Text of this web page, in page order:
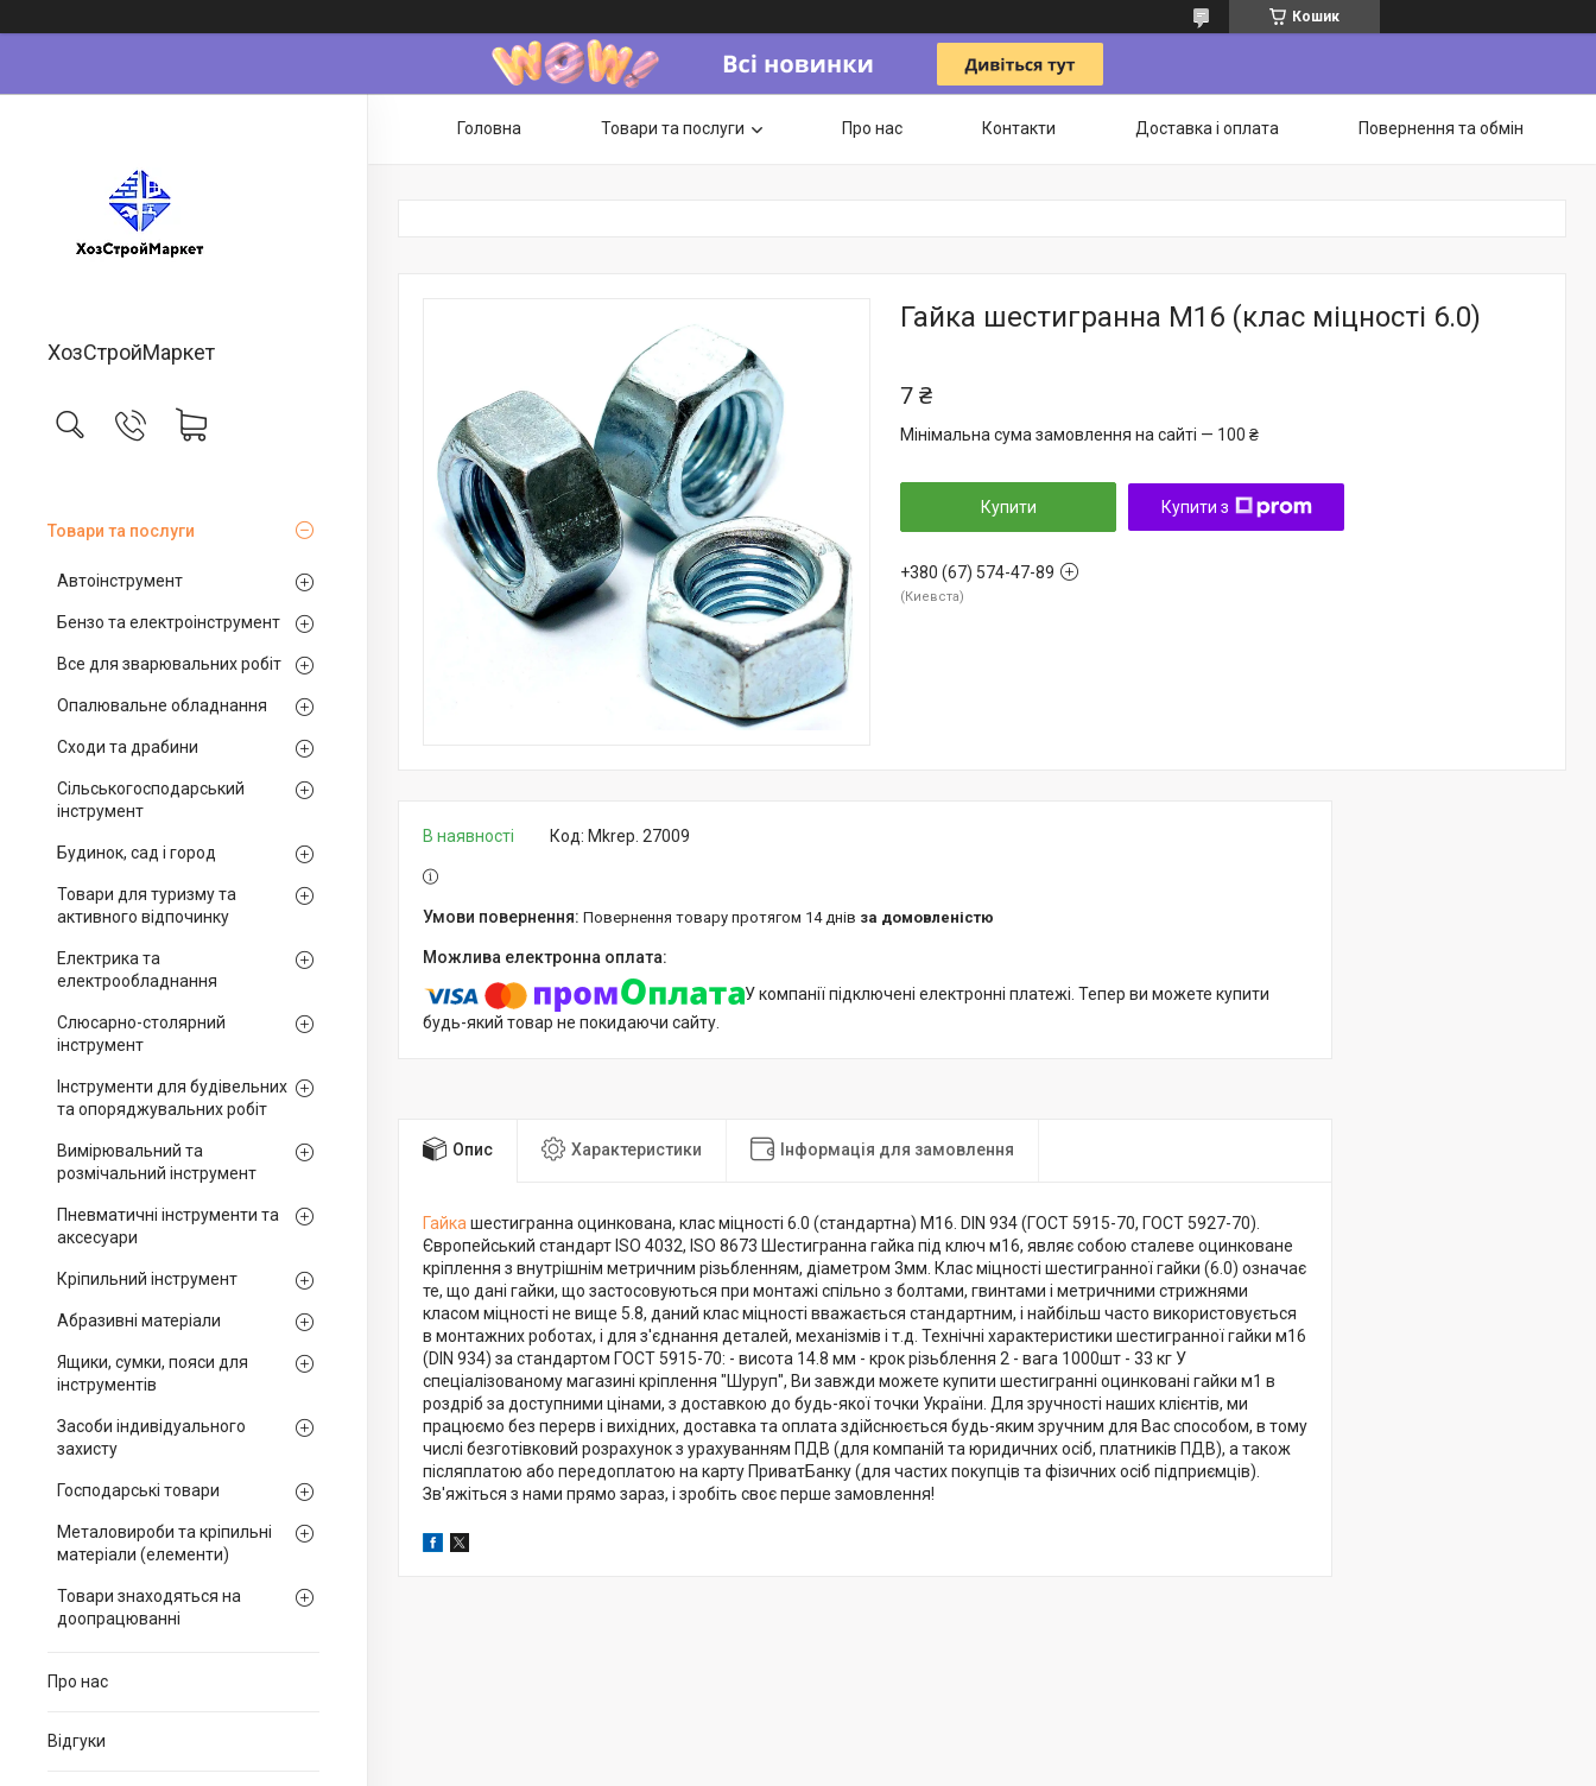
Кошик
ХозСтройМаркет
Товари та послуги
Автоінструмент
Бензо та електроінструмент
Все для зварювальних робіт
Опалювальне обладнання
Сходи та драбини
Сільськогосподарський
інструмент
Будинок, сад і город
Товари для туризму та
активного відпочинку
Електрика та
електрообладнання
Слюсарно-столярний
інструмент
Інструменти для будівельних
та опоряджувальних робіт
Вимірювальний та
розмічальний інструмент
Пневматичні інструменти та
аксесуари
Кріпильний інструмент
Абразивні матеріали
Ящики, сумки, пояси для
інструментів
Засоби індивідуального
захисту
Господарські товари
Металовироби та кріпильні
матеріали (елементи)
Товари знаходяться на
доопрацюванні
Про нас
Відгуки
Головна Товари та послуги Про нас Контакти Доставка і оплата Повернення та обмін
Гайка шестигранна М16 (клас міцності 6.0)
7 ₴
Мінімальна сума замовлення на сайті — 100 ₴
Купити Купити з
+380 (67) 574-47-89
Киевста
В наявності Код: Mkrep. 27009
повернення товару протягом 14 днів за домовленістю
У компанії підключені електронні платежі. Тепер ви можете купити
будь-який товар не покидаючи сайту.
Опис Характеристики Інформація для замовлення
Гайкашестигранна оцинкована, клас міцності 6.0 (стандартна) М16. DIN 934 (ГОСТ 5915-70, ГОСТ 5927-70).
Європейський стандарт ISO 4032, ISO 8673 Шестигранна гайка під ключ м16, являє собою сталеве оцинковане
кріплення з внутрішнім метричним різьбленням, діаметром 3мм. Клас міцності шестигранної гайки (6.0) означає
те, що дані гайки, що застосовуються при монтажі спільно з болтами, гвинтами і метричними стрижнями
класом міцності не вище 5.8, даний клас міцності вважається стандартним, і найбільш часто використовується
в монтажних роботах, і для з'єднання деталей, механізмів і т.д. Технічні характеристики шестигранної гайки м16
(DIN 934) за стандартом ГОСТ 5915-70: - висота 14.8 мм - крок різьблення 2 - вага 1000шт - 33 кг У
спеціалізованому магазині кріплення "Шуруп", Ви завжди можете купити шестигранні оцинковані гайки м1 в
роздріб за доступними цінами, з доставкою до будь-якої точки України. Для зручності наших клієнтів, ми
працюємо без перерв і вихідних, доставка та оплата здійснюється будь-яким зручним для Вас способом, в тому
числі безготівковий розрахунок з урахуванням ПДВ (для компаній та юридичних осіб, платників ПДВ), а також
післяплатою або передоплатою на карту ПриватБанку (для частих покупців та фізичних осіб підприємців).
Зв'яжіться з нами прямо зараз, і зробіть своє перше замовлення!